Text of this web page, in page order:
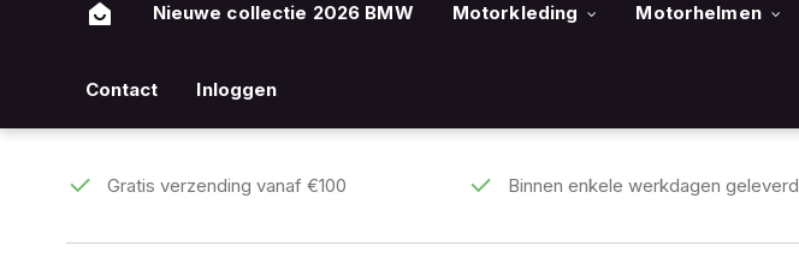
Nieuwe collectie 2026 BMW Motorkleding Motorhelmen
Contact Inloggen
Gratis verzending vanaf €100 Binnen enkele werkdagen geleverd